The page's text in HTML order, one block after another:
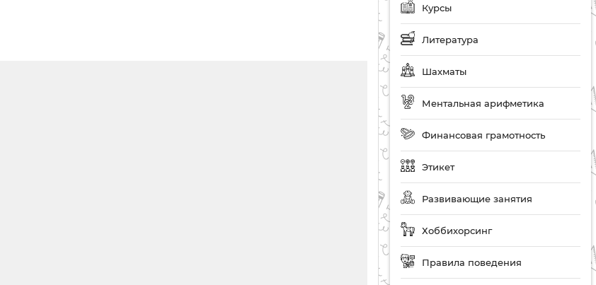
Курсы
Литература
Шахматы
Ментальная арифметика
Финансовая грамотность
Этикет
Развивающие занятия
Хоббихорсинг
Правила поведения